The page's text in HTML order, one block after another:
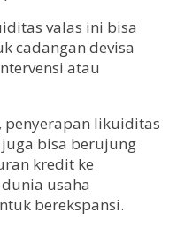
valas ini bisa
cadangan devisa
atau
penyerapan likuiditas
bisa berujung
kredit ke
usaha
berekspansi.